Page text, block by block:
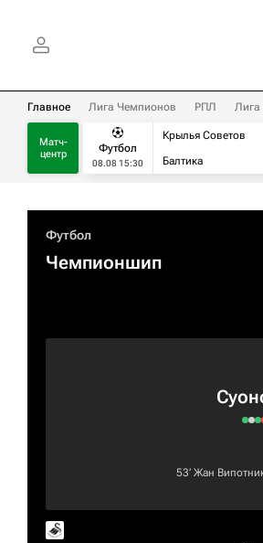
Главное Лига Чемпионов РПЛ Лига
Матч-
центр
Футбол
08.08 15:30
Крылья Советов
Балтика
Футбол
Чемпионшип
53‎’‎ Жан